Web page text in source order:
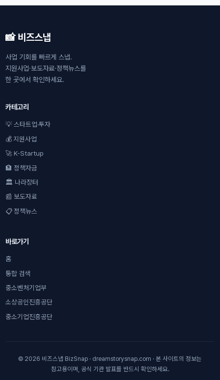
📸 비즈스냅
사업 기회를 빠르게 스냅.
지원사업·보도자료·정책뉴스를
한 곳에서 확인하세요.
카테고리
💡 스타트업·투자
💰 지원사업
🚀 K-Startup
🏦 정책자금
🏛 나라장터
📰 보도자료
📋 정책뉴스
바로가기
홈
통합 검색
중소벤처기업부
소상공인진흥공단
중소기업진흥공단
© 2026 비즈스냅 BizSnap · dreamstorysnap.com · 본 사이트의 정보는
참고용이며, 공식 기관 발표를 반드시 확인하세요.